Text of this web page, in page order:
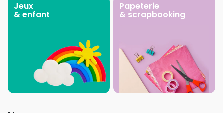
Jeux
& enfant
Papeterie
& scrapbooking